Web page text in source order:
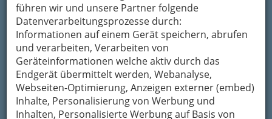
führen wir und unsere Partner folgende
Datenverarbeitungsprozesse durch:
Informationen auf einem Gerät speichern, abrufen
und verarbeiten, Verarbeiten von
Geräteinformationen welche aktiv durch das
Endgerät übermittelt werden, Webanalyse,
Webseiten-Optimierung, Anzeigen externer (embed)
Inhalte, Personalisierung von Werbung und
Inhalten, Personalisierte Werbung auf Basis von
Mein Name
Meine Email Adresse
Mein Betreff